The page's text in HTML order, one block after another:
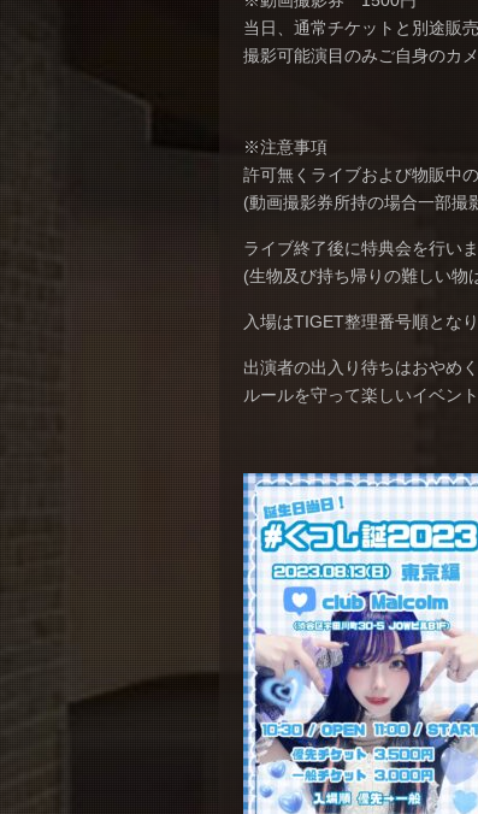
当日、通常チケットと別途販
撮影可能演目のみご自身のカ
※注意事項
許可無くライブおよび物販中
(動画撮影券所持の場合一部撮
ライブ終了後に特典会を行い
(生物及び持ち帰りの難しい物
入場はTIGET整理番号順とな
出演者の出入り待ちはおやめく
ルールを守って楽しいイベン